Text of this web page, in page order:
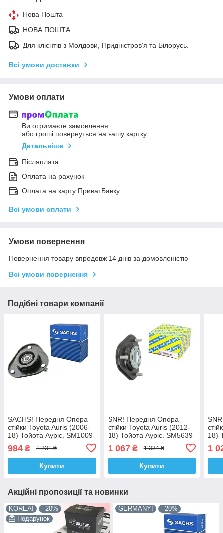
Нова Пошта
НОВА ПОШТА
Для клієнтів з Молдови, Придністров'я та Білорусь.
Всі умови доставки
Умови оплати
Ви отримаєте замовлення
або гроші повернуться на вашу картку
Детальніше
Післяплата
Оплата на рахунок
Оплата на карту ПриватБанку
Всі умови оплати
Умови повернення
Повернення товару впродовж 14 днів за домовленістю
Всі умови повернення
Подібні товари компанії
SACHS! Передня Опора
стійки Toyota Auris (2006-
18) Тойота Ауріс. SM1009
KB669.50
984 ₴ 1 231 ₴
Купити
SNR! Передня Опора
стійки Toyota Auris (2012-
18) Тойота Ауріс. SM5639
1 067₴ 1 334 ₴
Купити
18)
1
Акційні пропозиції та новинки
KOREA!
–20%
Подарунок
GERMANY! –20%